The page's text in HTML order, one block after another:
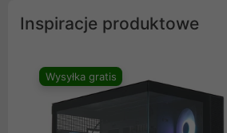
Inspiracje produktowe
Wysyłka gratis